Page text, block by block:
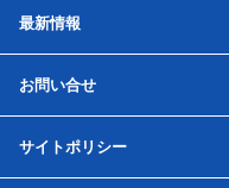
最新情報
お問い合せ
サイトポリシー